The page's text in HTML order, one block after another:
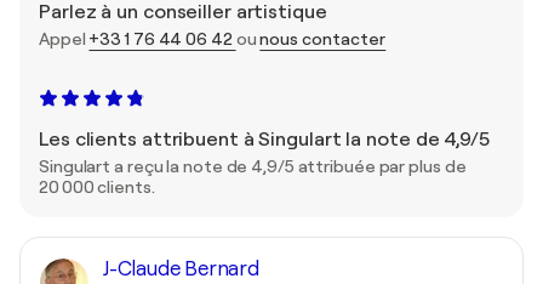
Parlez à un conseiller artistique
Appel +33 1 76 44 06 42 ounous contacter
Les clients attribuent à Singulart la note de 4,9/5
Singulart a reçu la note de 4,9/5 attribuée par plus de
20 000 clients.
J-Claude Bernard